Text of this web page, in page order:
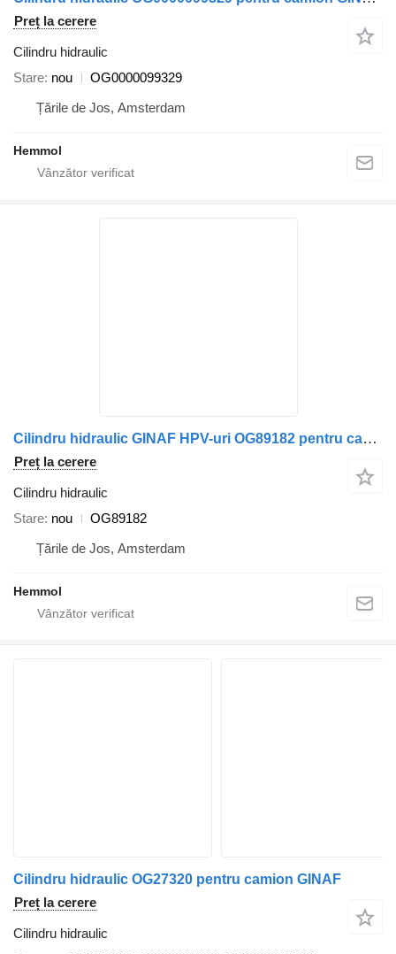
Preț la cerere
Cilindru hidraulic
Stare nou
OG0000099329
Țările de Jos, Amsterdam
Hemmol
Cilindru hidraulic GINAF HPV-uri OG89182 pentru camion GINAF
Preț la cerere
Cilindru hidraulic
Stare nou
OG89182
Țările de Jos, Amsterdam
Hemmol
Cilindru hidraulic OG27320 pentru camion GINAF
Preț la cerere
Cilindru hidraulic